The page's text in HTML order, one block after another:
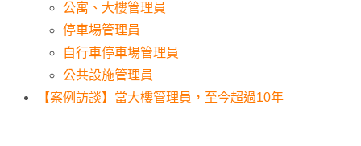
公寓、大樓管理員
停車場管理員
自行車停車場管理員
公共設施管理員
【案例訪談】當大樓管理員，至今超過10年